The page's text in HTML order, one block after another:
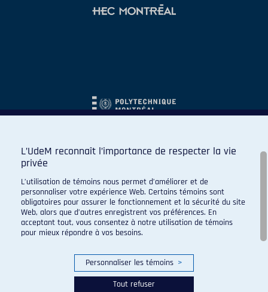
L’UdeM reconnaît l’importance de respecter la vie
privée
L’utilisation de témoins nous permet d’améliorer et de
personnaliser votre expérience Web. Certains témoins sont
obligatoires pour assurer le fonctionnement et la sécurité du site
Web, alors que d’autres enregistrent vos préférences. En
acceptant tout, vous consentez à notre utilisation de témoins
pour mieux répondre à vos besoins.
Personnaliser les témoins >
Tout refuser